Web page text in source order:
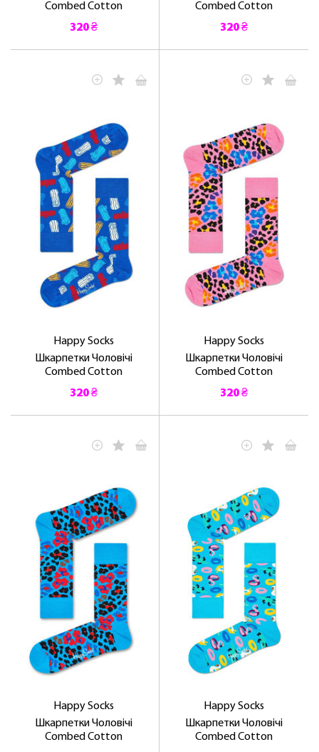
Combed Cotton
320 ₴
Combed Cotton
320 ₴
Happy Socks
Шкарпетки Чоловічі
Combed Cotton
320 ₴
Happy Socks
Шкарпетки Чоловічі
Combed Cotton
320 ₴
Happy Socks
Шкарпетки Чоловічі
Combed Cotton
Happy Socks
Шкарпетки Чоловічі
Combed Cotton